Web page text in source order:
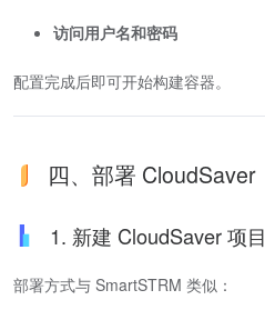
访问用户名和密码
配置完成后即可开始构建容器。
四、部署 CloudSaver
1. 新建 CloudSaver 项目
部署方式与 SmartSTRM 类似：